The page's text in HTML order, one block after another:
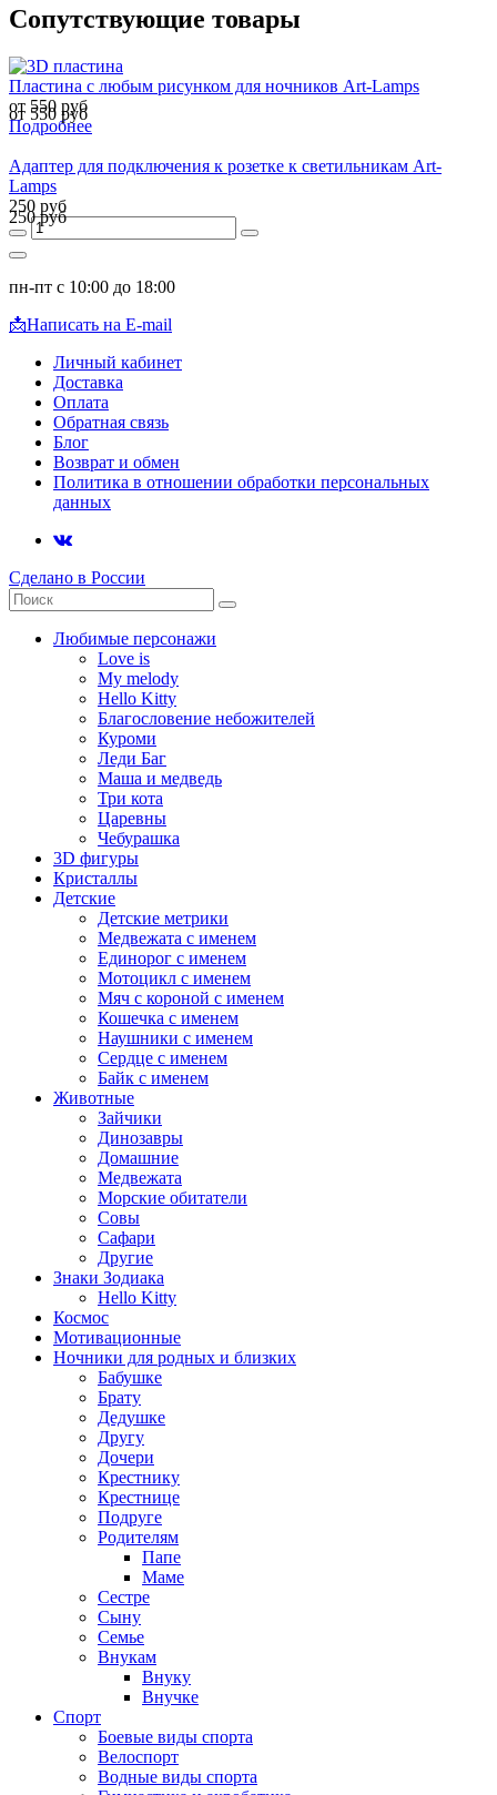
Сопутствующие товары
Пластина с любым рисунком для ночников Art-Lamps
от 550 руб
от 550 руб
Подробнее
Адаптер для подключения к розетке к светильникам Art-
Lamps
250 руб
250 руб
пн-пт с 10:00 до 18:00
📩Написать на E-mail
Личный кабинет
Доставка
Оплата
Обратная связь
Блог
Возврат и обмен
Политика в отношении обработки персональных
данных
Сделано в России
Любимые персонажи
Love is
My melody
Hello Kitty
Благословение небожителей
Куроми
Леди Баг
Маша и медведь
Три кота
Царевны
Чебурашка
3D фигуры
Кристаллы
Детские
Детские метрики
Медвежата с именем
Единорог с именем
Мотоцикл с именем
Мяч с короной с именем
Кошечка с именем
Наушники с именем
Сердце с именем
Байк с именем
Животные
Зайчики
Динозавры
Домашние
Медвежата
Морские обитатели
Совы
Сафари
Другие
Знаки Зодиака
Hello Kitty
Космос
Мотивационные
Ночники для родных и близких
Бабушке
Брату
Дедушке
Другу
Дочери
Крестнику
Крестнице
Подруге
Родителям
Папе
Маме
Сестре
Сыну
Семье
Внукам
Внуку
Внучке
Спорт
Боевые виды спорта
Велоспорт
Водные виды спорта